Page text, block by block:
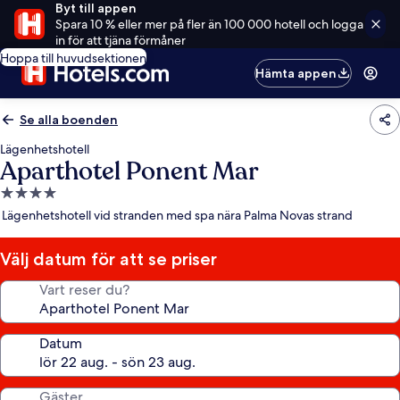
Byt till appen
Spara 10 % eller mer på fler än 100 000 hotell och logga
in för att tjäna förmåner
Hoppa till huvudsektionen
Hämta appen
Se alla boenden
Lägenhetshotell
Aparthotel Ponent Mar
4.0-
stjärnigt
Lägenhetshotell vid stranden med spa nära Palma Novas strand
Välj datum för att se priser
Vart reser du?
Datum